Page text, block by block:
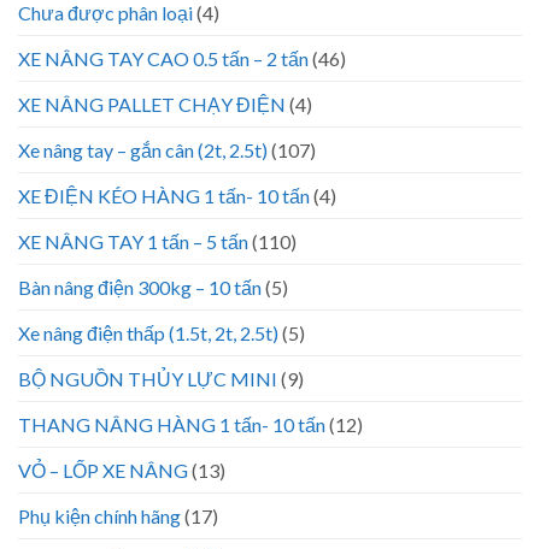
Chưa được phân loại(4)
XE NÂNG TAY CAO 0.5 tấn – 2 tấn(46)
XE NÂNG PALLET CHẠY ĐIỆN (4)
Xe nâng tay – gắn cân (2t, 2.5t)(107)
XE ĐIỆN KÉO HÀNG 1 tấn- 10 tấn(4)
XE NÂNG TAY 1 tấn – 5 tấn(110)
Bàn nâng điện 300kg – 10 tấn(5)
Xe nâng điện thấp (1.5t, 2t, 2.5t)(5)
BỘ NGUỒN THỦY LỰC MINI (9)
THANG NÂNG HÀNG 1 tấn- 10 tấn(12)
VỎ – LỐP XE NÂNG(13)
Phụ kiện chính hãng(17)